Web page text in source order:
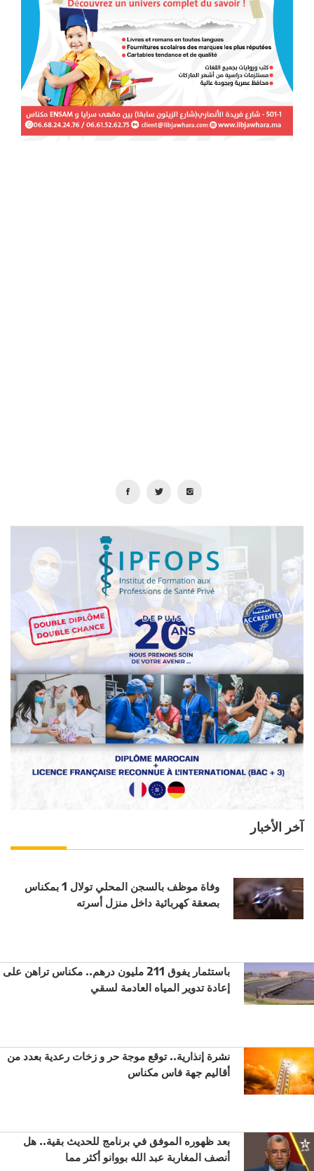
آخر الأخبار
وفاة موظف بالسجن المحلي تولال 1 بمكناس
بصعقة كهربائية داخل منزل أسرته
باستثمار يفوق 211 مليون درهم.. مكناس تراهن على
إعادة تدوير المياه العادمة لسقي
نشرة إنذارية.. توقع موجة حر و زخات رعدية بعدد من
أقاليم جهة فاس مكناس
بعد ظهوره الموفق في برنامج للحديث بقية.. هل
أنصف المغاربة عبد الله بووانو أكثر مما